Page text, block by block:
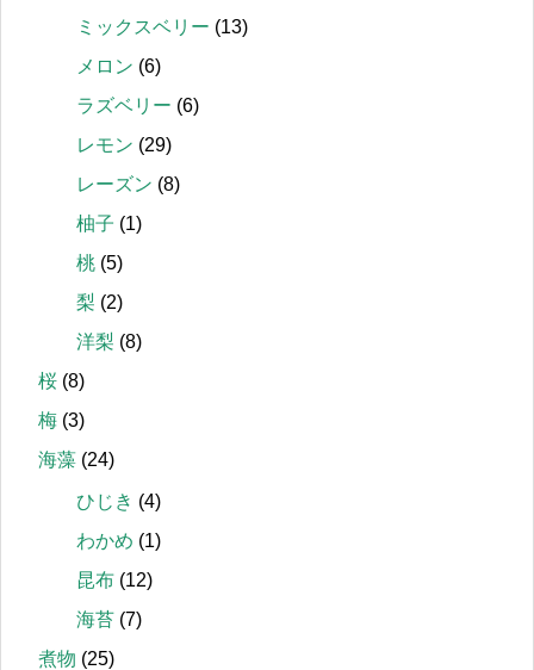
ミックスベリー (13)
メロン (6)
ラズベリー (6)
レモン (29)
レーズン (8)
柚子 (1)
桃 (5)
梨 (2)
洋梨 (8)
桜 (8)
梅 (3)
海藻 (24)
ひじき (4)
わかめ (1)
昆布 (12)
海苔 (7)
煮物 (25)